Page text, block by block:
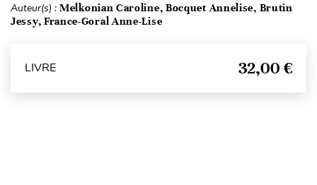
Auteur(s) : Melkonian Caroline, Bocquet Annelise, Brutin
Jessy, France-Goral Anne-Lise
LIVRE 32,00 €